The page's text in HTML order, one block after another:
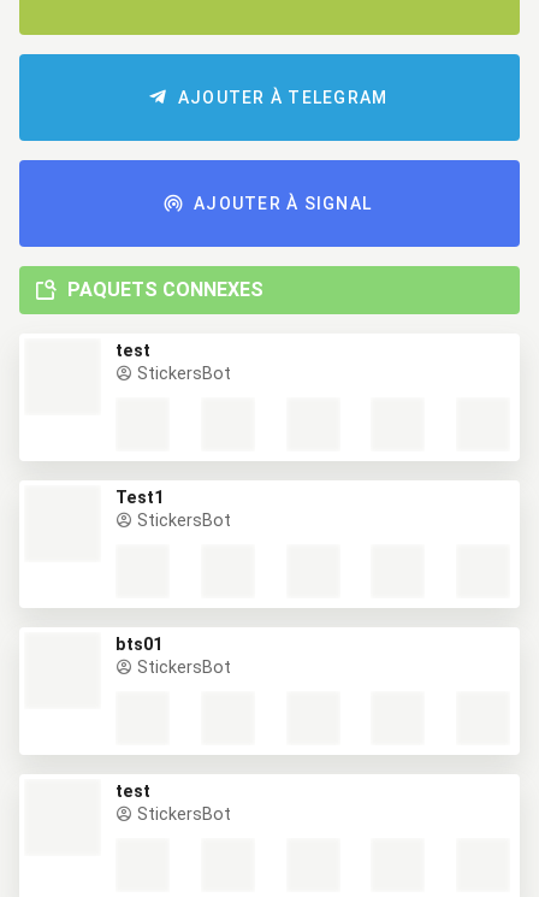
AJOUTER À TELEGRAM
AJOUTER À SIGNAL
PAQUETS CONNEXES
test
StickersBot
Test1
StickersBot
bts01
StickersBot
test
StickersBot